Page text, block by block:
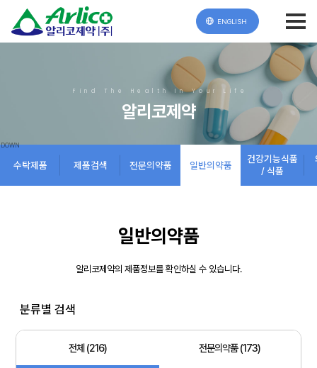
ENGLISH
Find The Health In Your Life
알리코제약
수탁제품 제품검색 전문의약품 일반의약품
건강기능식품
/ 식품
일반의약품
알리코제약의 제품정보를 확인하실 수 있습니다.
분류별 검색
전체 (216) 전문의약품 (173)